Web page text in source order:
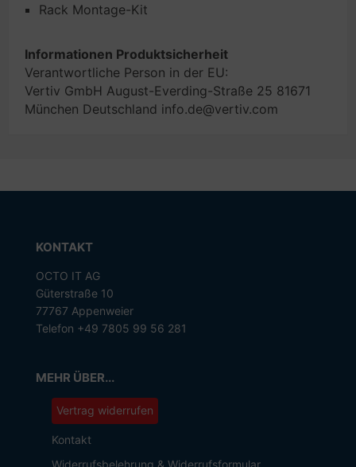
Rack Montage-Kit
Informationen Produktsicherheit
Verantwortliche Person in der EU:
Vertiv GmbH August-Everding-Straße 25 81671
München Deutschland info.de@vertiv.com
KONTAKT
OCTO IT AG
Güterstraße 10
77767 Appenweier
Telefon +49 7805 99 56 281
MEHR ÜBER...
Vertrag widerrufen
Kontakt
Widerrufsbelehrung & Widerrufsformular